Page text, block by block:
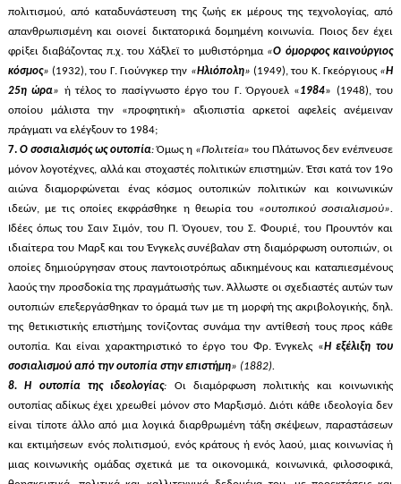
πολιτισμού, από καταδυνάστευση της ζωής εκ μέρους της τεχνολογίας, από
απανθρωπισμένη και οιονεί δικτατορικά δομημένη κοινωνία. Ποιος δεν έχει
φρίξει διαβάζοντας π.χ. του Χάξλεϊ το μυθιστόρημα «Ο όμορφος καινούργιος
κόσμος» (1932), του Γ. Γιούνγκερ την «Ηλιόπολη» (1949), του Κ. Γκεόργιους «Η
25η ώρα» ή τέλος το πασίγνωστο έργο του Γ. Όργουελ «1984» (1948), του
οποίου μάλιστα την «προφητική» αξιοπιστία αρκετοί αφελείς ανέμειναν
πράγματι να ελέγξουν το 1984;
7. Ο σοσιαλισμός ως ουτοπία:Όμως η «Πολιτεία»του Πλάτωνος δεν ενέπνευσε
μόνον λογοτέχνες, αλλά και στοχαστές πολιτικών επιστημών. Έτσι κατά τον 19ο
αιώνα διαμορφώνεται ένας κόσμος ουτοπικών πολιτικών και κοινωνικών
ιδεών, με τις οποίες εκφράσθηκε η θεωρία του «ουτοπικού σοσιαλισμού».
Ιδέες όπως του Σαιν Σιμόν, του Π. Όγουεν, του Σ. Φουριέ, του Προυντόν και
ιδιαίτερα του Μαρξ και του Ένγκελς συνέβαλαν στη διαμόρφωση ουτοπιών, οι
οποίες δημιούργησαν στους παντοιοτρόπως αδικημένους και καταπιεσμένους
λαούς την προσδοκία της πραγμάτωσής των. Άλλωστε οι σχεδιαστές αυτών των
ουτοπιών επεξεργάσθηκαν το όραμά των με τη μορφή της ακριβολογικής, δηλ.
της θετικιστικής επιστήμης τονίζοντας συνάμα την αντίθεσή τους προς κάθε
ουτοπία. Και είναι χαρακτηριστικό το έργο του Φρ. Ένγκελς «Η εξέλιξη του
σοσιαλισμού από την ουτοπία στην επιστήμη» (1882).
8. Η ουτοπία της ιδεολογίας: Οι διαμόρφωση πολιτικής και κοινωνικής
ουτοπίας αδίκως έχει χρεωθεί μόνον στο Μαρξισμό. Διότι κάθε ιδεολογία δεν
είναι τίποτε άλλο από μια λογικά διαρθρωμένη τάξη σκέψεων, παραστάσεων
και εκτιμήσεων ενός πολιτισμού, ενός κράτους ή ενός λαού, μιας κοινωνίας ή
μιας κοινωνικής ομάδας σχετικά με τα οικονομικά, κοινωνικά, φιλοσοφικά,